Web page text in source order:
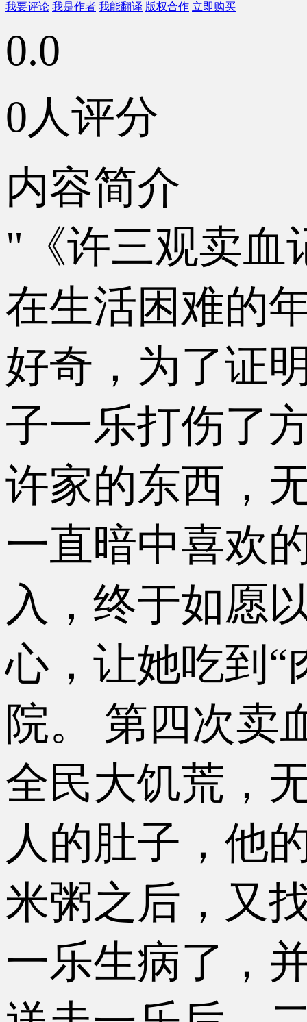
我要评论 我是作者 我能翻译 版权合作 立即购买
0.0
0人评分
内容简介
"《许三观卖血
在生活困难的
好奇，为了证
子一乐打伤了
许家的东西，
一直暗中喜欢
入，终于如愿
心，让她吃到“
院。 第四次卖
全民大饥荒，
人的肚子，他
米粥之后，又
一乐生病了，